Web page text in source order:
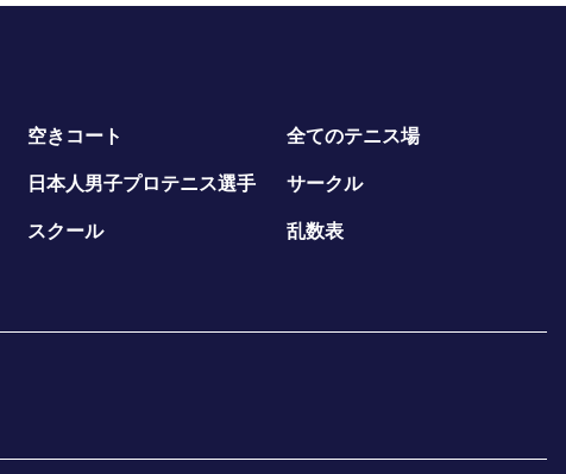
空きコート 全てのテニス場
日本人男子プロテニス選手 サークル
スクール 乱数表